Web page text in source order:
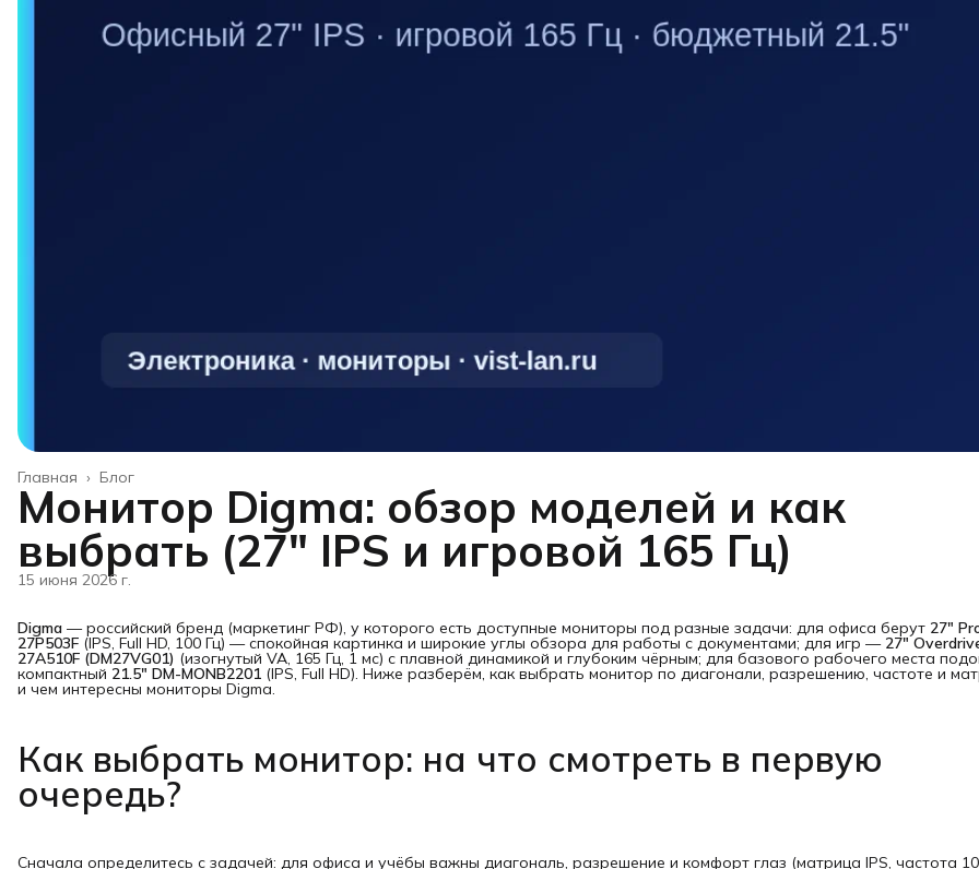
Блог
Главная ›
Монитор Digma: обзор моделей и как
выбрать (27" IPS и игровой 165 Гц)
15 июня 2026 г.
Digma — российский бренд (маркетинг РФ), у которого есть доступные мониторы под разные задачи: для офиса берут 27"
27P503F (IPS, Full HD, 100 Гц) — спокойная картинка и широкие углы обзора для работы с документами; для игр — 27"
27A510F (DM27VG01) (изогнутый VA, 165 Гц, 1 мс) с плавной динамикой и глубоким чёрным; для базового рабочего места
компактный 21.5" DM-MONB2201 (IPS, Full HD). Ниже разберём, как выбрать монитор по диагонали, разрешению, частоте и
и чем интересны мониторы Digma.
Как выбрать монитор: на что смотреть в первую
очередь?
Сначала определитесь с задачей: для офиса и учёбы важны диагональ, разрешение и комфорт глаз (матрица IPS, частота